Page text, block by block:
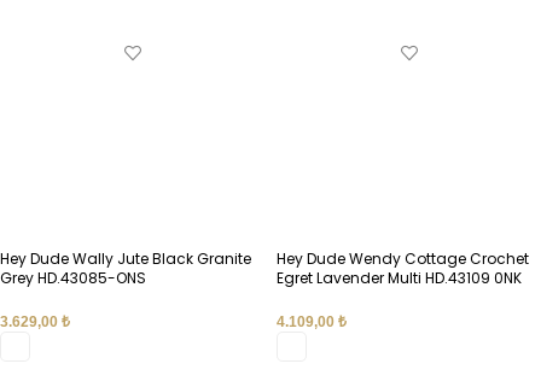
Hey Dude Wally Jute Black Granite
Grey HD.43085-ONS
3.629,00 ₺
Hey Dude Wendy Cottage Crochet
Egret Lavender Multi HD.43109 0NK
4.109,00 ₺